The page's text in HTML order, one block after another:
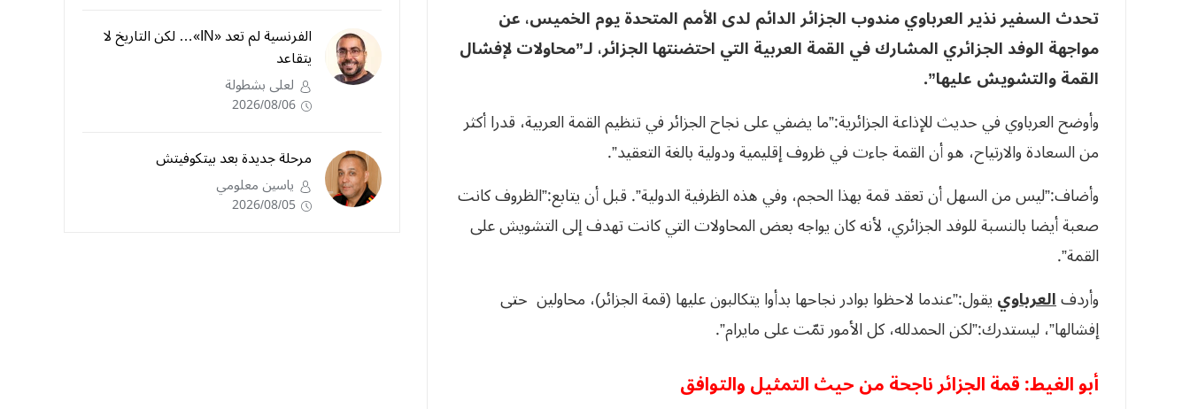
تحدث السفير نذير العرباوي مندوب الجزائر الدائم لدى الأمم المتحدة يوم الخميس، عن
مواجهة الوفد الجزائري المشارك في القمة العربية التي احتضنتها الجزائر، لـ”محاولات لإفشال
القمة والتشويش عليها”.
وأوضح العرباوي في حديث للإذاعة الجزائرية:”ما يضفي على نجاح الجزائر في تنظيم القمة العربية، قدرا أكثر
من السعادة والارتياح، هو أن القمة جاءت في ظروف إقليمية ودولية بالغة التعقيد”.
وأضاف:”ليس من السهل أن تعقد قمة بهذا الحجم، وفي هذه الظرفية الدولية”. قبل أن يتابع:”الظروف كانت
صعبة أيضا بالنسبة للوفد الجزائري، لأنه كان يواجه بعض المحاولات التي كانت تهدف إلى التشويش على
القمة”.
وأردفالعرباوييقول:”عندما لاحظوا بوادر نجاحها بدأوا يتكالبون عليها (قمة الجزائر)، محاولين حتى
إفشالها”، ليستدرك:”لكن الحمدلله، كل الأمور تمّت على مايرام”.
أبو الغيط: قمة الجزائر ناجحة من حيث التمثيل والتوافق
الفرنسية لم تعد «IN»… لكن التاريخ لا
يتقاعد
لعلى بشطولة
2026/08/06
مرحلة جديدة بعد بيتكوفيتش
ياسين معلومي
2026/08/05